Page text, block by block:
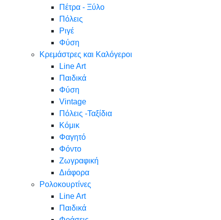
Πέτρα - Ξύλο
Πόλεις
Ριγέ
Φύση
Κρεμάστρες και Καλόγεροι
Line Art
Παιδικά
Φύση
Vintage
Πόλεις -Ταξίδια
Κόμικ
Φαγητό
Φόντο
Ζωγραφική
Διάφορα
Ρολοκουρτίνες
Line Art
Παιδικά